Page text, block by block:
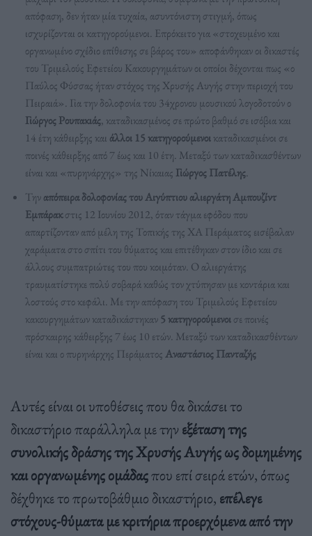
απόφαση, δεν ήταν μία τυχαία, ασυντόνιστη στιγμή, όπως
ισχυρίζονται οι κατηγορούμενοι. Επρόκειτο για «στοχευμένο και
οργανωμένο σχέδιο επίθεσης σε βάρος του» αποφάνθηκαν οι δικαστές
του Τριμελούς Εφετείου Κακουργημάτων οι οποίοι δέχονται πως «ο
Παύλος Φύσσας ήταν στόχος της Χρυσής Αυγής στην περιοχή του
Πειραιά». Για την δολοφονία του 34χρονου μουσικού λογοδοτούν ο
Γιώργος Ρουπακιάς, καταδικασμένος σε πρώτο βαθμό σε ισόβια και
14 έτη κάθειρξης και άλλοι 15 κατηγορούμενοικαταδικασμένοι σε
ποινές κάθειρξης από 7 έως και 10 έτη. Μεταξύ των καταδικασθέντων
είναι και «πυρηνάρχης» της Νίκαιας Γιώργος Πατέλης.
Τηναπόπειρα δολοφονίας του Αιγύπτιου αλιεργάτη Αμπουζίντ
Εμπάρακστις 12 Ιουνίου 2012, όταν τάγμα εφόδου που
απαρτίζονταν από μέλη της Τοπικής της ΧΑ Περάματος εισέβαλαν
χαράματα στο σπίτι του θύματος και επιτέθηκαν στον ίδιο και σε
άλλους συμπατριώτες του που κοιμόταν. Ο αλιεργάτης
τραυματίστηκε πολύ σοβαρά καθώς τον χτύπησαν με κοντάρια και
λοστούς στο κεφάλι. Με την απόφαση του Τριμελούς Εφετείου
κακουργημάτων καταδικάστηκαν5 κατηγορούμενοισε ποινές
πρόσκαιρης κάθειρξης 7 έως 10 ετών. Μεταξύ των καταδικασθέντων
είναι και ο πυρηνάρχης ΠεράματοςΑναστάσιος Πανταζής
Αυτές είναι οι υποθέσεις που θα δικάσει το
δικαστήριο παράλληλα με την εξέταση της
συνολικής δράσης της Χρυσής Αυγής ως δομημένης
και οργανωμένης ομάδαςπου επί σειρά ετών, όπως
δέχθηκε το πρωτοβάθμιο δικαστήριο, επέλεγε
στόχους-θύματα με κριτήρια προερχόμενα από την